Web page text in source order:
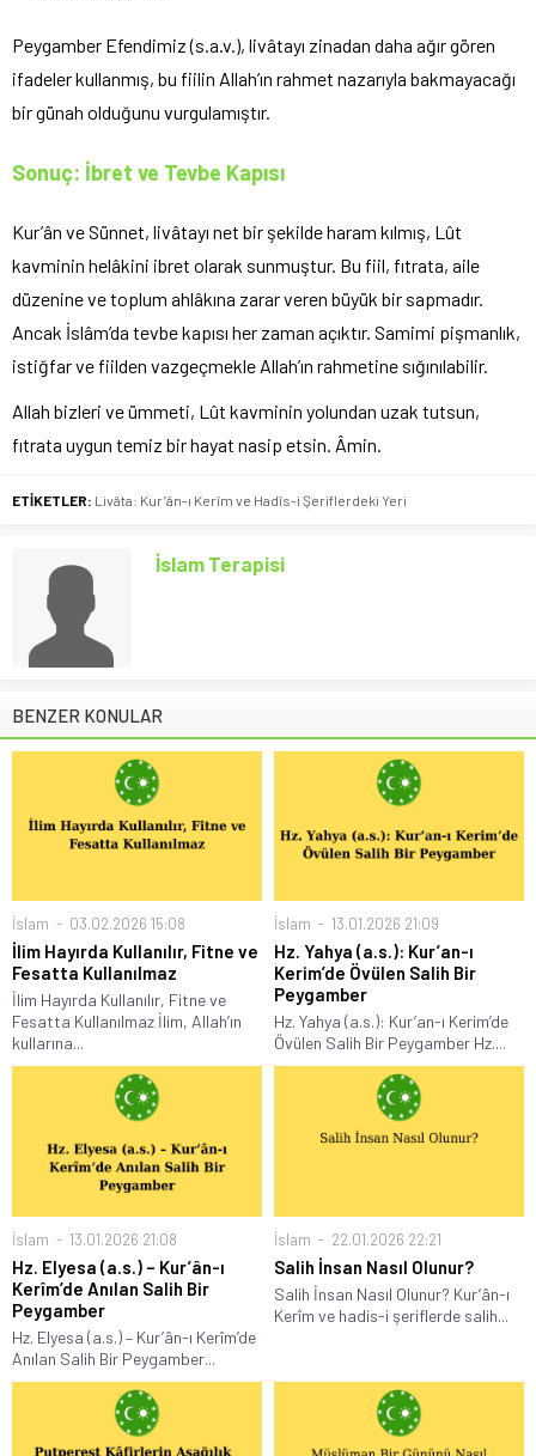
Peygamber Efendimiz (s.a.v.), livâtayı zinadan daha ağır gören
ifadeler kullanmış, bu fiilin Allah’ın rahmet nazarıyla bakmayacağı
bir günah olduğunu vurgulamıştır.
Sonuç: İbret ve Tevbe Kapısı
Kur’ân ve Sünnet, livâtayı net bir şekilde haram kılmış, Lût
kavminin helâkini ibret olarak sunmuştur. Bu fiil, fıtrata, aile
düzenine ve toplum ahlâkına zarar veren büyük bir sapmadır.
Ancak İslâm’da tevbe kapısı her zaman açıktır. Samimi pişmanlık,
istiğfar ve fiilden vazgeçmekle Allah’ın rahmetine sığınılabilir.
Allah bizleri ve ümmeti, Lût kavminin yolundan uzak tutsun,
fıtrata uygun temiz bir hayat nasip etsin. Âmin.
ETİKETLER: Livâta: Kur’ân-ı Kerîm ve Hadîs-i Şeriflerdeki Yeri
İslam Terapisi
BENZER KONULAR
İslam 03.02.2026 15:08
İlim Hayırda Kullanılır, Fitne ve
Fesatta Kullanılmaz
İlim Hayırda Kullanılır, Fitne ve
Fesatta Kullanılmaz İlim, Allah’ın
kullarına...
İslam 13.01.2026 21:09
Hz. Yahya (a.s.): Kur’an-ı
Kerim’de Övülen Salih Bir
Peygamber
Hz. Yahya (a.s.): Kur’an-ı Kerim’de
Övülen Salih Bir Peygamber Hz....
İslam 13.01.2026 21:08
Hz. Elyesa (a.s.) – Kur’ân-ı
Kerîm’de Anılan Salih Bir
Peygamber
Hz. Elyesa (a.s.) – Kur’ân-ı Kerîm’de
Anılan Salih Bir Peygamber...
İslam 22.01.2026 22:21
Salih İnsan Nasıl Olunur?
Salih İnsan Nasıl Olunur? Kur’ân-ı
Kerîm ve hadis-i şeriflerde salih...